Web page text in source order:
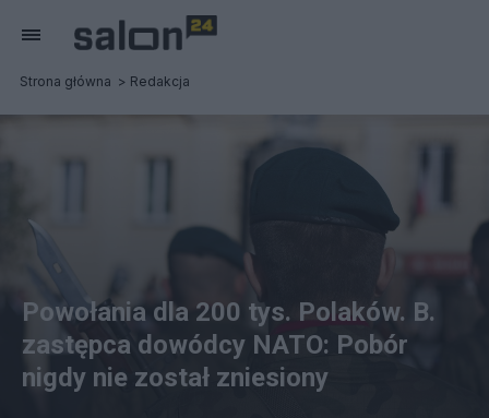
Strona główna Redakcja
Powołania dla 200 tys. Polaków. B.
zastępca dowódcy NATO: Pobór
nigdy nie został zniesiony